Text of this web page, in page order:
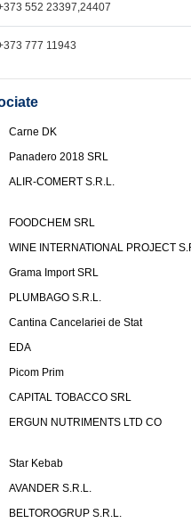
552 23397,24407
777 11943
Carne DK
Panadero 2018 SRL
ALIR-COMERT S.R.L.
FOODCHEM SRL
WINE INTERNATIONAL PROJECT
Grama Import SRL
PLUMBAGO S.R.L.
Cantina Cancelariei de Stat
EDA
Picom Prim
CAPITAL TOBACCO SRL
ERGUN NUTRIMENTS LTD CO
Star Kebab
AVANDER S.R.L.
BELTOROGRUP S.R.L.